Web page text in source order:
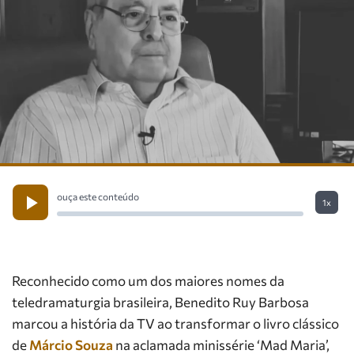
ouça este conteúdo
1x
Reconhecido como um dos maiores nomes da
teledramaturgia brasileira, Benedito Ruy Barbosa
marcou a história da TV ao transformar o livro clássico
deMárcio Souza na aclamada minissérie ‘Mad Maria’,